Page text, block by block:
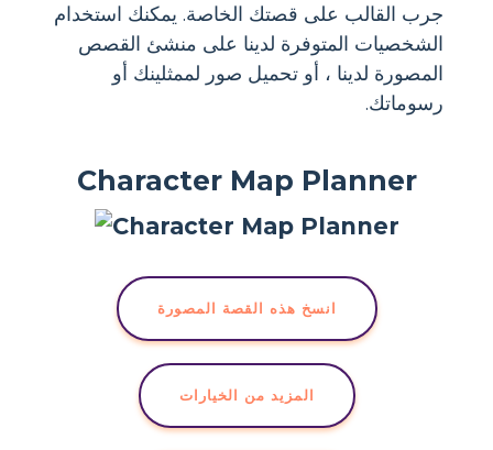
جرب القالب على قصتك الخاصة. يمكنك استخدام
الشخصيات المتوفرة لدينا على منشئ القصص
المصورة لدينا ، أو تحميل صور لممثلينك أو
رسوماتك.
Character Map Planner
انسخ هذه القصة المصورة
المزيد من الخيارات